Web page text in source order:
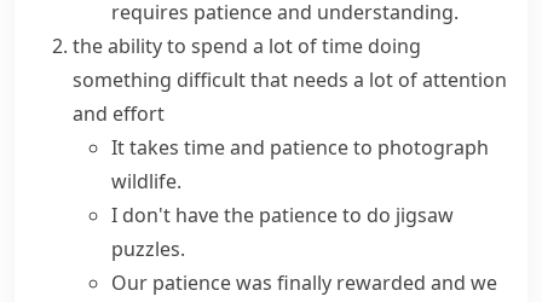
requires patience and understanding.
the ability to spend a lot of time doing
something difficult that needs a lot of attention
and effort
It takes time and patience to photograph
wildlife.
I don't have the patience to do jigsaw
puzzles.
Our patience was finally rewarded and we